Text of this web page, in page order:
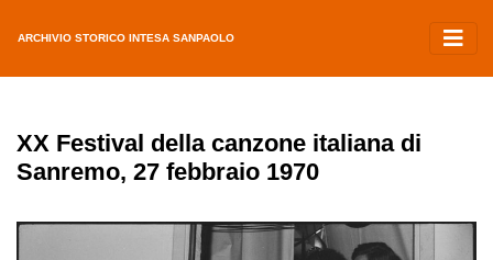
ARCHIVIO STORICO INTESA SANPAOLO
XX Festival della canzone italiana di
Sanremo, 27 febbraio 1970